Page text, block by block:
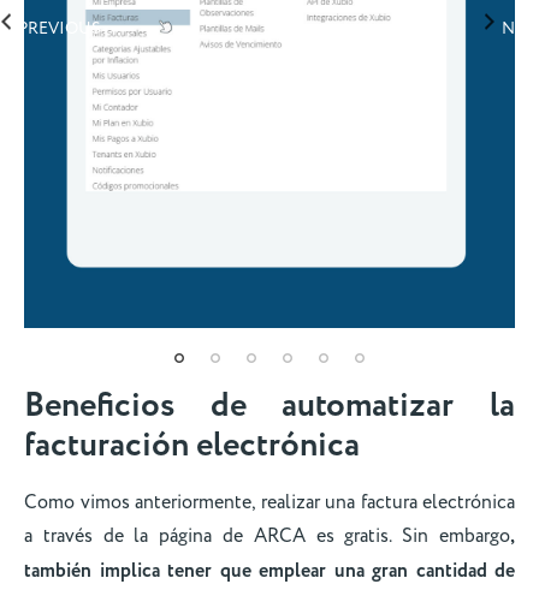
PREVIOUS 9
Beneficios de automatizar la
facturación electrónica
Como vimos anteriormente, realizar una factura electrónica
a través de la página de ARCA es gratis. Sin embargo,
también implica tener que emplear una gran cantidad de